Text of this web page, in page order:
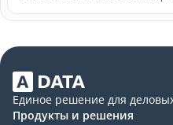
Единое решение для
Продукты и решения